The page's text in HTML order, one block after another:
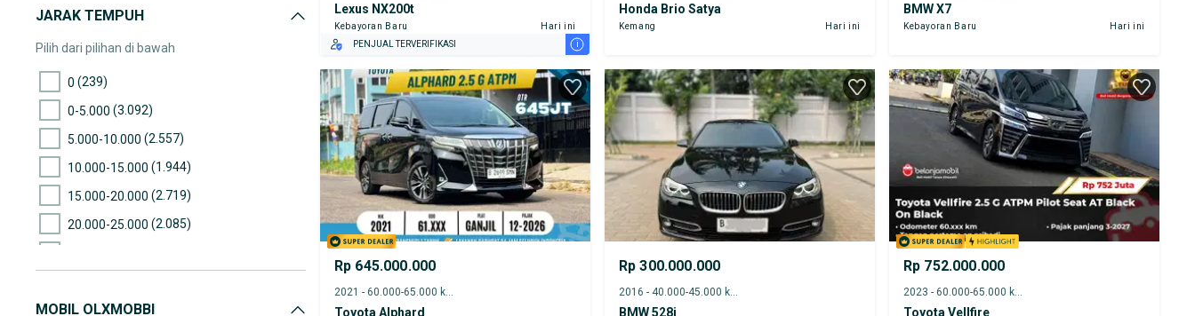
JARAK TEMPUH
Pilih dari pilihan di bawah
0 (239)
0-5.000 (3.092)
5.000-10.000 (2.557)
10.000-15.000 (1.944)
15.000-20.000 (2.719)
20.000-25.000 (2.085)
35.000-40.000
MOBIL OLXMOBBI
Lexus NX200t
Kebayoran Baru
Hari ini
PENJUAL TERVERIFIKASI
i
Honda Brio Satya
Kemang Hari ini
BMW X7
Kebayoran Baru Hari ini
Rp 645.000.000
2021 - 60.000-65.000 km
Toyota Alphard
Rp 300.000.000
2016 - 40.000-45.000 km
BMW 528i
Rp 752.000.000
2023 - 60.000-65.000 km
Toyota Vellfire